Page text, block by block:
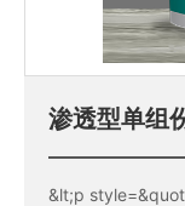
渗透型单组
&lt;p